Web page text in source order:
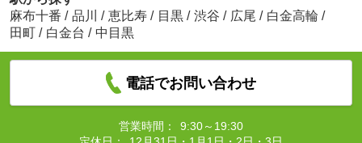
麻布十番 / 品川 / 恵比寿 / 目黒 / 渋谷 / 広尾 / 白金高輪 /
田町 / 白金台 / 中目黒
電話でお問い合わせ
営業時間：
9:30～19:30